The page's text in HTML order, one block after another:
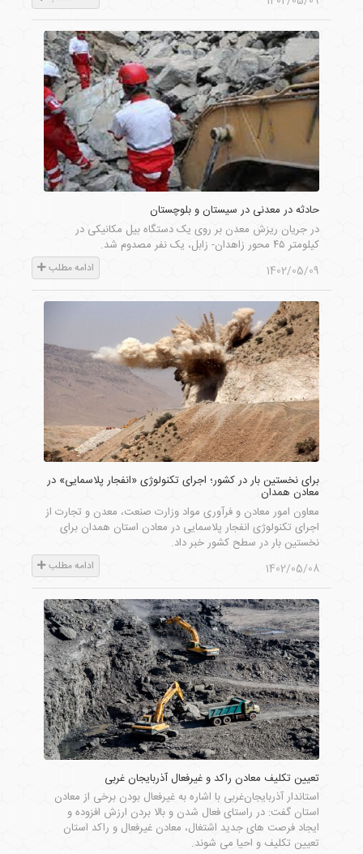
حادثه در معدنی در سیستان و بلوچستان
در جریان ریزش معدن بر روی یک دستگاه بیل مکانیکی در
کیلومتر ۴۵ محور زاهدان- زابل، یک نفر مصدوم شد.
1402/05/09
ادامه مطلب
برای نخستین بار در کشور؛ اجرای تکنولوژی «انفجار پلاسمایی» در
معادن همدان
معاون امور معادن و فرآوری مواد وزارت صنعت، معدن و تجارت از
اجرای تکنولوژی انفجار پلاسمایی در معادن استان همدان برای
نخستین بار در سطح کشور خبر داد.
1402/05/08
ادامه مطلب
تعیین تکلیف معادن راکد و غیرفعال آذربایجان غربی
استاندار آذربایجان‌غربی با اشاره به غیرفعال بودن برخی از معادن
استان گفت: در راستای فعال شدن و بالا بردن ارزش افزوده و
ایجاد فرصت های جدید اشتغال، معادن غیرفعال و راکد استان
تعیین تکلیف و احیا می شوند.